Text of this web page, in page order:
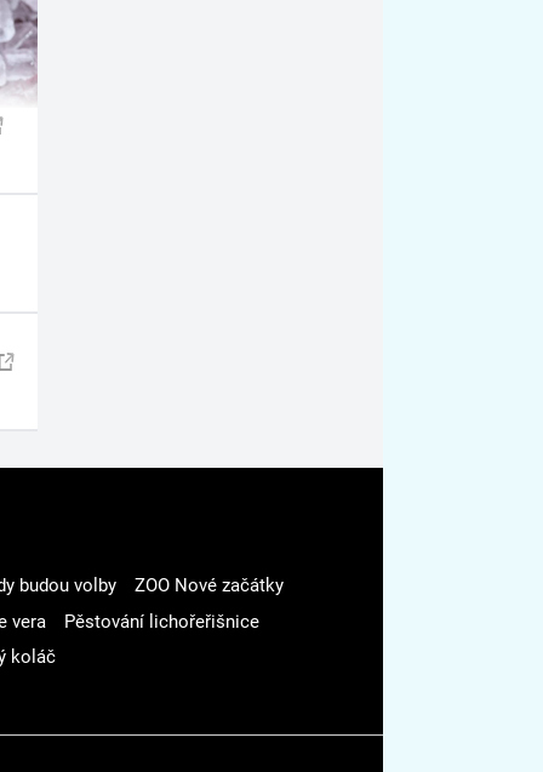
budou volby
ZOO Nové začátky
vera
Pěstování lichořeřišnice
koláč